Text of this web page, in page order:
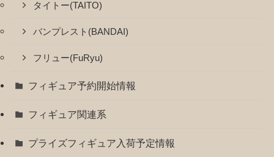
タイトー(TAITO)
バンプレスト(BANDAI)
フリュー(FuRyu)
フィギュア予約開始情報
フィギュア関連系
プライズフィギュア入荷予定情報